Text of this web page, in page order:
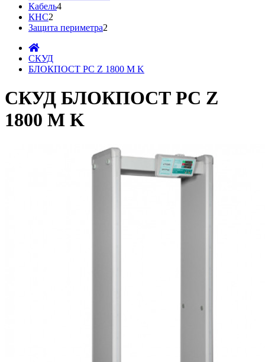
Кабель4
КНС2
Защита периметра2
СКУД
БЛОКПОСТ PC Z 1800 M K
СКУД БЛОКПОСТ PC Z
1800 M K